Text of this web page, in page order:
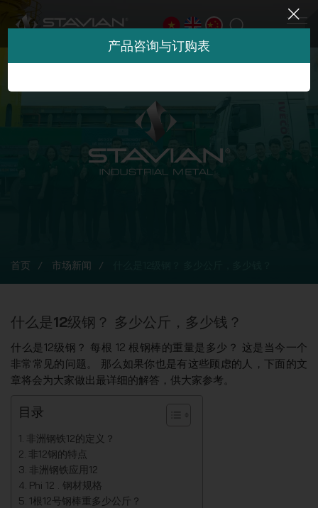
首页 市场新闻
什么是12级钢？ 多少公斤，多少钱？
什么是12级钢？ 每根 12 根钢棒的重量是多少？ 这是当今一个
非常常见的问题。 那么如果你也是有这些顾虑的人，下面的文
章将会为大家做出最详细的解答，供大家参考。
目录
非洲钢铁12的定义？
非12钢的特点
非洲钢铁应用12
Phi 12 . 钢材规格
1根12号钢棒重多少公斤？
产品咨询与订购表